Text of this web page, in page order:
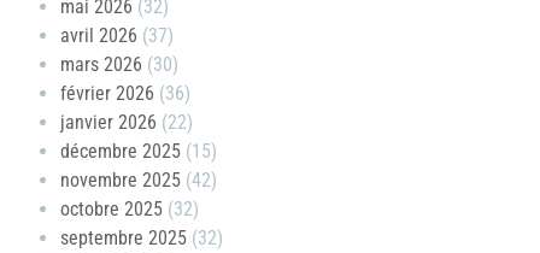
mai 2026 (32)
avril 2026 (37)
mars 2026 (30)
février 2026 (36)
janvier 2026 (22)
décembre 2025 (15)
novembre 2025 (42)
octobre 2025 (32)
septembre 2025 (32)